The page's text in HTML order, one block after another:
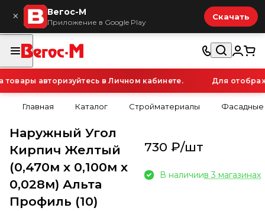
× Вегос-М
Приложение в Google Play
Скачать
авторизуйтесь в Личном кабинете. Для
Главная Каталог Стройматериалы Фасадные
Наружный Угол
Кирпич Желтый
(0,470м х 0,100м х
0,028м) Альта
Профиль (10)
730 ₽/шт
В наличиив 3 магазинах